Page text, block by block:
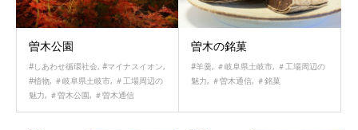
曽木公園
#しあわせ循環社会, #マイナスイオン,
#植物, ＃岐阜県土岐市, ＃工場周辺の
魅力, ＃曽木公園, ＃曽木通信
曽木の銘菓
#羊羹, ＃岐阜県土岐市, ＃工場周辺の
魅力, ＃曽木通信, ＃銘菓